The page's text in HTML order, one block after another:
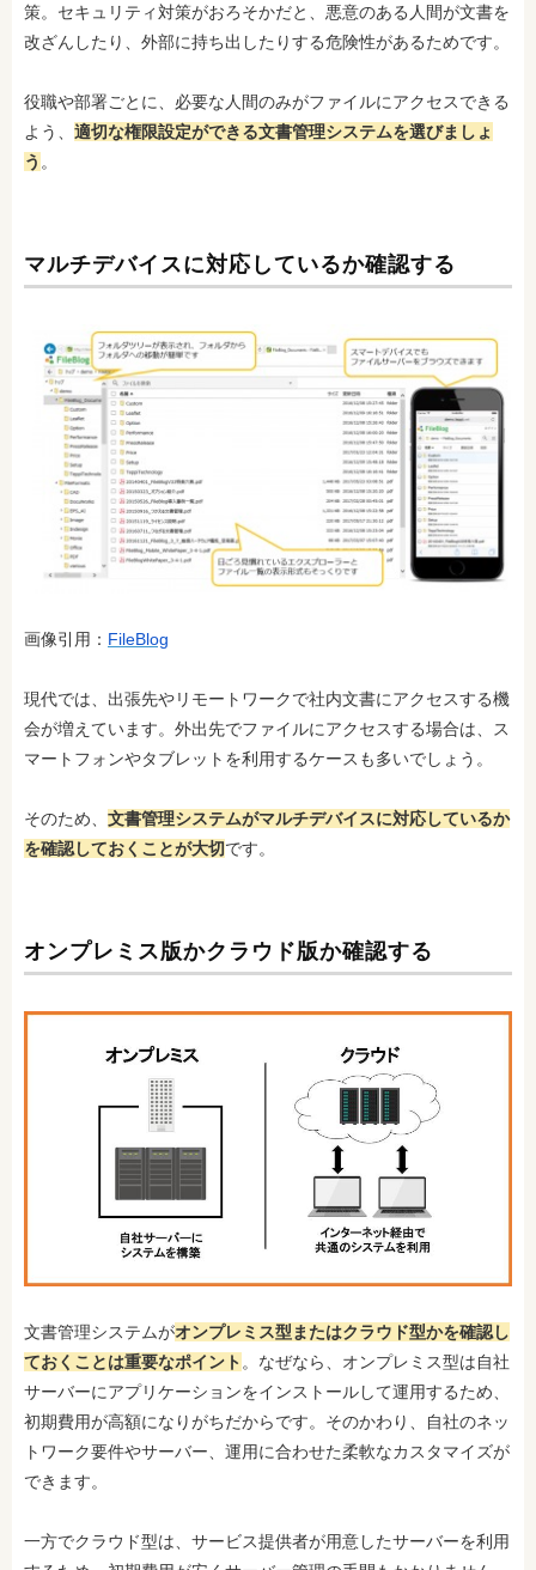
策。セキュリティ対策がおろそかだと、悪意のある人間が文書を
改ざんしたり、外部に持ち出したりする危険性があるためです。
役職や部署ごとに、必要な人間のみがファイルにアクセスできる
よう、 適切な権限設定ができる文書管理システムを選びましょ
う 。
マルチデバイスに対応しているか確認する
画像引用： FileBlog
現代では、出張先やリモートワークで社内文書にアクセスする機
会が増えています。外出先でファイルにアクセスする場合は、ス
マートフォンやタブレットを利用するケースも多いでしょう。
そのため、 文書管理システムがマルチデバイスに対応しているか
を確認しておくことが大切です。
オンプレミス版かクラウド版か確認する
文書管理システムがオンプレミス型またはクラウド型かを確認し
ておくことは重要なポイント 。なぜなら、オンプレミス型は自社
サーバーにアプリケーションをインストールして運用するため、
初期費用が高額になりがちだからです。そのかわり、自社のネッ
トワーク要件やサーバー、運用に合わせた柔軟なカスタマイズが
できます。
一方でクラウド型は、サービス提供者が用意したサーバーを利用